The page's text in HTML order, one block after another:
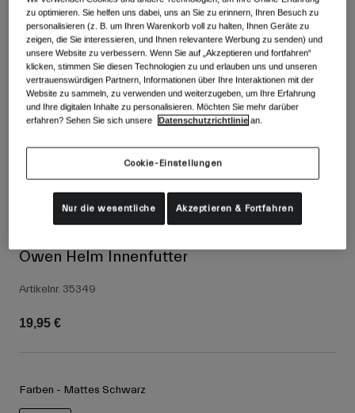
Schuhe
Rennrad Schuhe
Mountainbike Schuhe
Gravel Schuhe
Alle anzeigen
Bekleidung
Rennrad Bekleidung
Goggles
Schutzbrillen
Ski
Snowboard
Mit austauschbaren Gläsern
Alle anzeigen
Kinder
Helme
Owen Helm Innenfutter
Artikelnr. 35349
19,95 €
Farben - Mattes Schwarz
zu optimieren. Sie helfen uns dabei, uns an Sie zu erinnern, Ihren Besuch zu
personalisieren (z. B. um Ihren Warenkorb voll zu halten, Ihnen Geräte zu
zeigen, die Sie interessieren, und Ihnen relevantere Werbung zu senden) und
unsere Website zu verbessern. Wenn Sie auf „Akzeptieren und fortfahren“
klicken, stimmen Sie diesen Technologien zu und erlauben uns und unseren
vertrauenswürdigen Partnern, Informationen über Ihre Interaktionen mit der
Website zu sammeln, zu verwenden und weiterzugeben, um Ihre Erfahrung
und Ihre digitalen Inhalte zu personalisieren. Möchten Sie mehr darüber
erfahren? Sehen Sie sich unsere
Datenschutzrichtlinie an.
Cookie-Einstellungen
Nur die wesentliche Akzeptieren & Fortfahren